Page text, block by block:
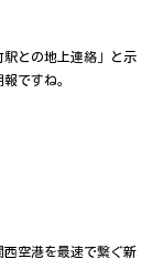
との地上連絡」と示
ですね。
空港を最速で繋ぐ新